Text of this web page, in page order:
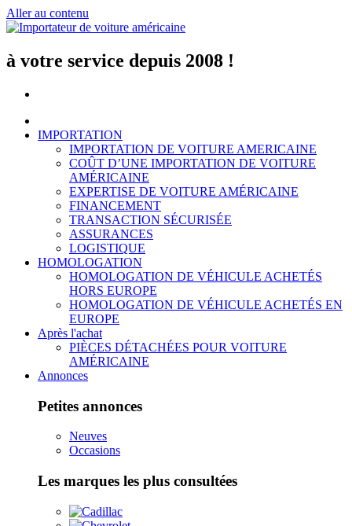
Aller au contenu
à votre service depuis 2008 !
IMPORTATION
IMPORTATION DE VOITURE AMERICAINE
COÛT D’UNE IMPORTATION DE VOITURE
AMÉRICAINE
EXPERTISE DE VOITURE AMÉRICAINE
FINANCEMENT
TRANSACTION SÉCURISÉE
ASSURANCES
LOGISTIQUE
HOMOLOGATION
HOMOLOGATION DE VÉHICULE ACHETÉS
HORS EUROPE
HOMOLOGATION DE VÉHICULE ACHETÉS EN
EUROPE
Après l'achat
PIÈCES DÉTACHÉES POUR VOITURE
AMÉRICAINE
Annonces
Petites annonces
Neuves
Occasions
Les marques les plus consultées